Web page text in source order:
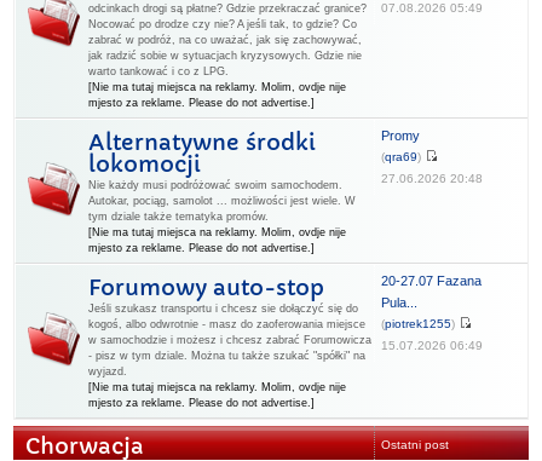
odcinkach drogi są płatne? Gdzie przekraczać granice?
Nocować po drodze czy nie? A jeśli tak, to gdzie? Co
zabrać w podróż, na co uważać, jak się zachowywać,
jak radzić sobie w sytuacjach kryzysowych. Gdzie nie
warto tankować i co z LPG.
[Nie ma tutaj miejsca na reklamy. Molim, ovdje nije
mjesto za reklame. Please do not advertise.]
07.08.2026 05:49
Alternatywne środki
lokomocji
Nie każdy musi podróżować swoim samochodem.
Autokar, pociąg, samolot ... możliwości jest wiele. W
tym dziale także tematyka promów.
[Nie ma tutaj miejsca na reklamy. Molim, ovdje nije
mjesto za reklame. Please do not advertise.]
Promy
(qra69)
27.06.2026 20:48
Forumowy auto-stop
Jeśli szukasz transportu i chcesz sie dołączyć się do
kogoś, albo odwrotnie - masz do zaoferowania miejsce
w samochodzie i możesz i chcesz zabrać Forumowicza
- pisz w tym dziale. Można tu także szukać "spółki" na
wyjazd.
[Nie ma tutaj miejsca na reklamy. Molim, ovdje nije
mjesto za reklame. Please do not advertise.]
20-27.07 Fazana
Pula...
(piotrek1255)
15.07.2026 06:49
Chorwacja Ostatni post